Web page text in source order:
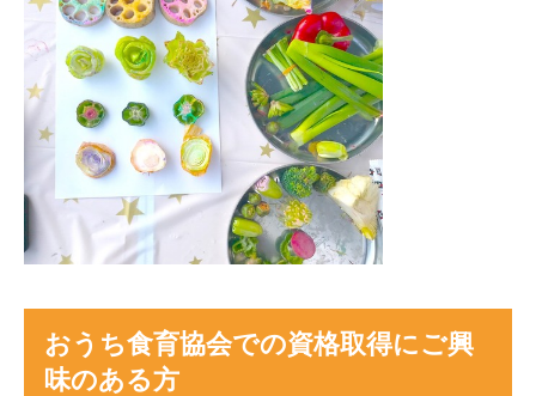
おうち食育協会での資格取得にご興
味のある方